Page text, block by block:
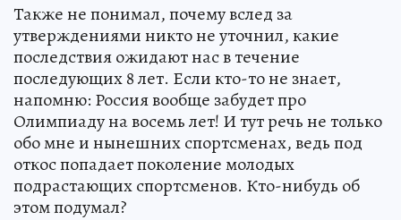
Также не понимал, почему вслед за
утверждениями никто не уточнил, какие
последствия ожидают нас в течение
последующих 8 лет. Если кто-то не знает,
напомню: Россия вообще забудет про
Олимпиаду на восемь лет! И тут речь не только
обо мне и нынешних спортсменах, ведь под
откос попадает поколение молодых
подрастающих спортсменов. Кто-нибудь об
этом подумал?